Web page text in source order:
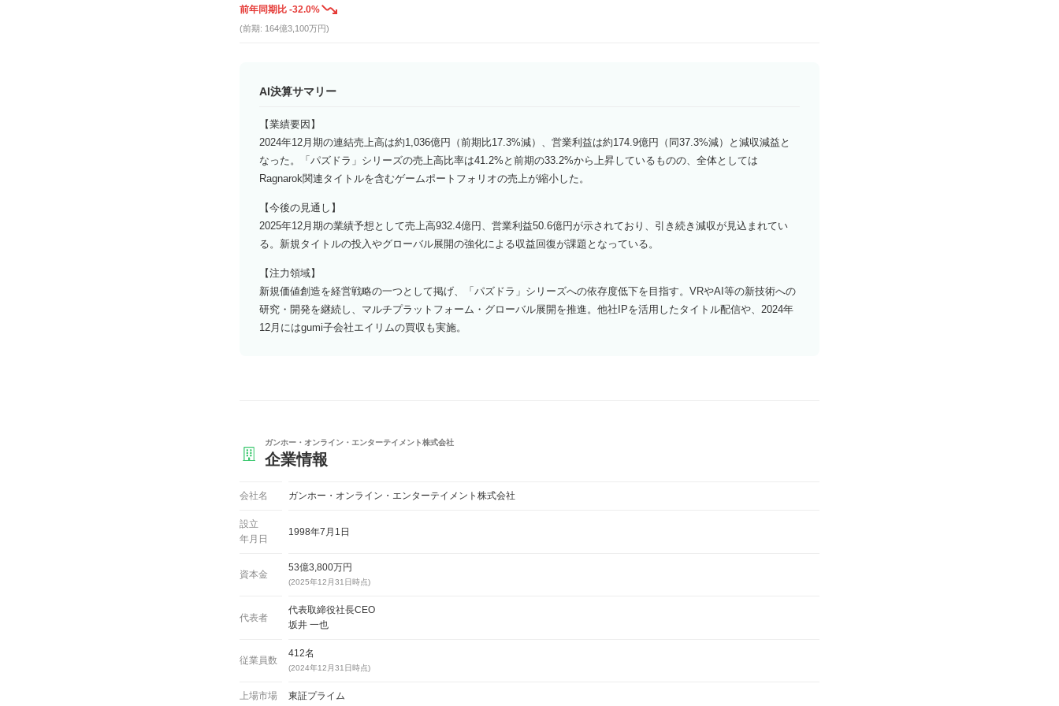
前年同期比 -32.0%
(前期: 164億3,100万円)
AI決算サマリー
【業績要因】
2024年12月期の連結売上高は約1,036億円（前期比17.3%減）、営業利益は約174.9億円（同37.3%減）と減収減益と
なった。「パズドラ」シリーズの売上高比率は41.2%と前期の33.2%から上昇しているものの、全体としては
Ragnarok関連タイトルを含むゲームポートフォリオの売上が縮小した。
【今後の見通し】
2025年12月期の業績予想として売上高932.4億円、営業利益50.6億円が示されており、引き続き減収が見込まれてい
る。新規タイトルの投入やグローバル展開の強化による収益回復が課題となっている。
【注力領域】
新規価値創造を経営戦略の一つとして掲げ、「パズドラ」シリーズへの依存度低下を目指す。VRやAI等の新技術への
研究・開発を継続し、マルチプラットフォーム・グローバル展開を推進。他社IPを活用したタイトル配信や、2024年
12月にはgumi子会社エイリムの買収も実施。
ガンホー・オンライン・エンターテイメント株式会社
企業情報
会社名 ガンホー・オンライン・エンターテイメント株式会社
設立
年月日
1998年7月1日
資本金
53億3,800万円
(2025年12月31日時点)
代表者
代表取締役社長CEO
坂井 一也
従業員数
412名
(2024年12月31日時点)
上場市場 東証プライム